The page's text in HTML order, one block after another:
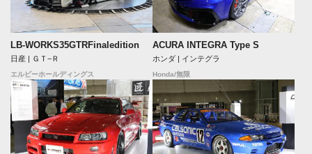
LB-WORKS35GTRFinaledition
日産 | ＧＴ−Ｒ
エルビーホールディングス
ACURA INTEGRA Type S
ホンダ | インテグラ
Honda/無限